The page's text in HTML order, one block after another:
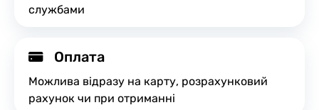
службами
Оплата
Можлива відразу на карту, розрахунковий
рахунок чи при отриманні